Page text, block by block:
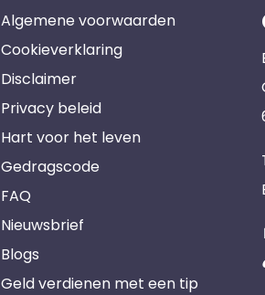
Algemene voorwaarden
Cookieverklaring
Disclaimer
Privacy beleid
Hart voor het leven
Gedragscode
FAQ
Nieuwsbrief
Blogs
Geld verdienen met een tip